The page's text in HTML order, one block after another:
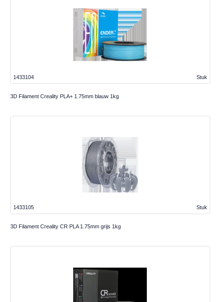
Stuk
1433104
3D Filament Creality PLA+ 1.75mm blauw 1kg
Stuk
1433105
3D Filament Creality CR PLA 1.75mm grijs 1kg